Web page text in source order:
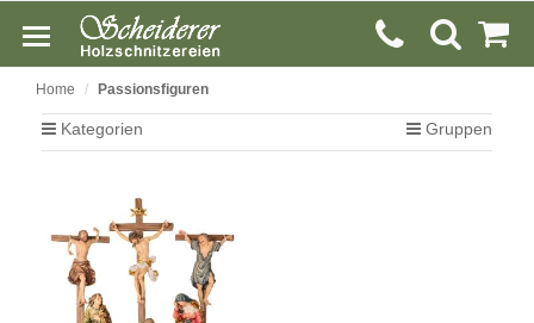
Home Passionsfiguren
Kategorien Gruppen